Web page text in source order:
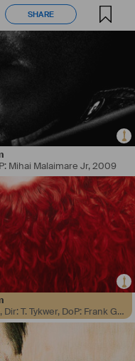
SHARE
SHARE
Mihai Malaimare Jr,2009
PERFUME: THE STORY OF A MURDERER, Dir: T. Tykwer, DoP: Frank Griebe